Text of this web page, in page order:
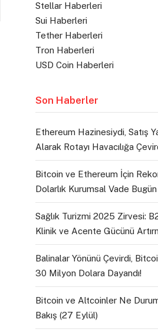
Stellar Haberleri
Sui Haberleri
Tether Haberleri
Tron Haberleri
USD Coin Haberleri
Son Haberler
Ethereum Hazinesiydi, Satış
Alarak Rotayı Havacılığa
Bitcoin ve Ethereum İçin
Dolarlık Kurumsal Vade
Sağlık Turizmi 2025 Zirvesi:
Klinik ve Acente Gücünü
Balinalar Yönünü Çevirdi,
30 Milyon Dolara Dayandı!
Bitcoin ve Altcoinler Ne
Bakış (27 Eylül)